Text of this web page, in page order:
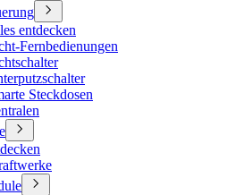
entdecken
Fernbedienungen
Steckdosen